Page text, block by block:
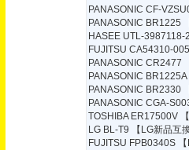
PANASONIC CF-
PANASONIC BR1225
HASEE UTL-3987118-
FUJITSU CA54310-
PANASONIC CR2477
PANASONIC BR1225A
PANASONIC BR2330
PANASONIC CGA-
TOSHIBA ER17500V
LG BL-T9
【LG新品互
FUJITSU FPB0340S